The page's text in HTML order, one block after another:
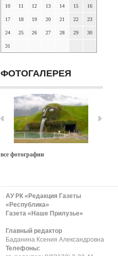
10 11 12 13 14 15 16
17 18 19 20 21 22 23
24 25 26 27 28 29 30
31
ФОТОГАЛЕРЕЯ
все фотографии
АУ РК «Редакция Газеты
«Республика»
Газета «Наше Прилузье»
Главный редактор
Баданина Ксения Александровна
Телефоны: